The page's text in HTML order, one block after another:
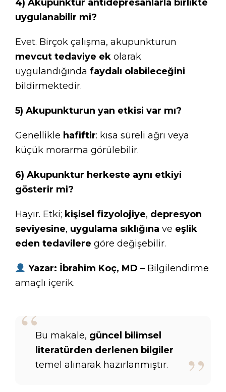
4) Akupunktur antidepresanlarla birlikte
uygulanabilir mi?
Evet. Birçok çalışma, akupunkturun
mevcut tedaviye ek olarak
uygulandığında faydalı olabileceğini
bildirmektedir.
5) Akupunkturun yan etkisi var mı?
Genellikle hafiftir: kısa süreli ağrı veya
küçük morarma görülebilir.
6) Akupunktur herkeste aynı etkiyi
gösterir mi?
Hayır. Etki; kişisel fizyolojiye, depresyon
seviyesine, uygulama sıklığına ve eşlik
eden tedavilere göre değişebilir.
Yazar: İbrahim Koç, MD – Bilgilendirme
amaçlı içerik.
Bu makale, güncel bilimsel
literatürden derlenen bilgiler
temel alınarak hazırlanmıştır.